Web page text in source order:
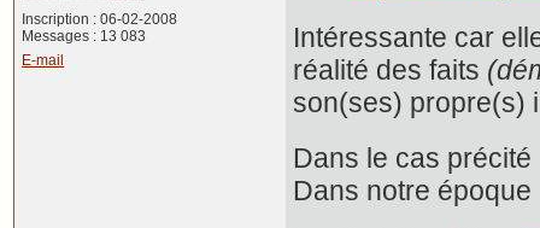
Inscription : 06-02-2008
Messages : 13 083
E-mail
Intéressante car
réalité des faits
son(ses) propre(s)
Dans le cas
Dans notre